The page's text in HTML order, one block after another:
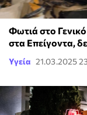
Φωτιά στο
στα Επείγοντα,
Υγεία 21.03.2025